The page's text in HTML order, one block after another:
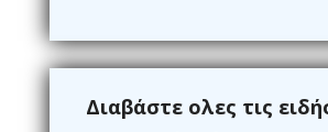
Διαβάστε ολες τις